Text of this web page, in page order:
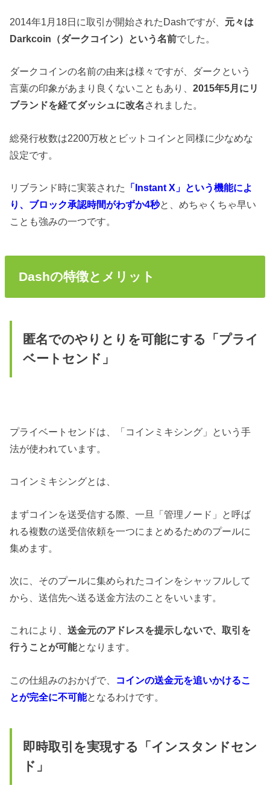
2014年1 月 18日に取引が開始されたDashですが
元々は
Darkcoin （ダークコイン）という名前でした。
ダークコインの名前の由来は様々ですが、 ダークという
言葉の印象があまり良くないこともあり、2015年5月にリ
ブランドを経てダッシュに改名 されました。
総発行枚数は2200万枚とビットコインと同様に少なめな
設定です。
リブランド時に実装された
「Instant X」という機能によ
り、ブロック承認時間がわずか4秒と、めちゃくちゃ早い
こと も強みの一つです。
Dashの特徴とメリット
匿名でのやりとりを可能にする「プライ
ベートセンド」
プライベートセンドは、
「コインミキシング」という手
法が使われています。
コインミキシングとは、
まずコインを送受信する際、一旦「管理ノード」と呼ば
れる複数の送受信依頼を一つにまとめるためのプールに
集めます。
次に、そのプールに集められたコインをシャッフルして
から
、送信先へ送る送金方法のことをいいます。
これにより、送金元のアドレスを提示しないで、取引を
行うことが可能となります。
この仕組みのおかげで、 コインの送金元を追いかけるこ
とが完全に不可能となるわけです。
即時取引を実現する「インスタンドセン
ド」